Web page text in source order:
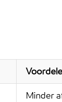
Minder